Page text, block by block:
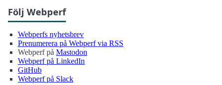
Följ Webperf
Webperfs nyhetsbrev
Prenumerera på Webperf via RSS
Webperf på Mastodon
Webperf på LinkedIn
GitHub
Webperf på Slack